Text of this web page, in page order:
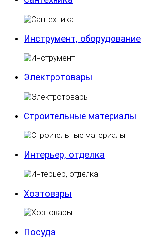
Инструмент, оборудование
Электротовары
Строительные материалы
Интерьер, отделка
Хозтовары
Посуда